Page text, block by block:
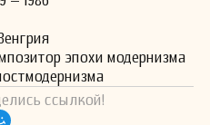
эпохи модернизма
ссылкой!